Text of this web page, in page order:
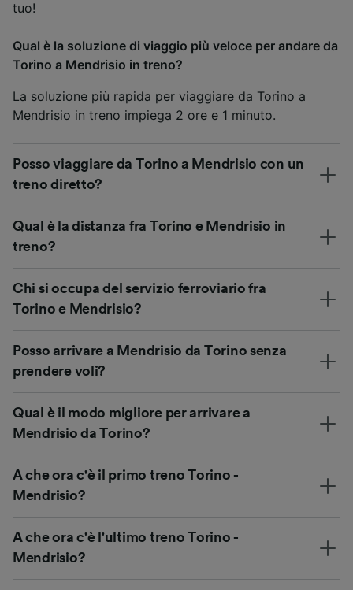
tuo!
Qual è la soluzione di viaggio più veloce per andare da
Torino a Mendrisio in treno?
La soluzione più rapida per viaggiare da Torino a
Mendrisio in treno impiega 2 ore e 1 minuto.
Posso viaggiare da Torino a Mendrisio con un
treno diretto?
Qual è la distanza fra Torino e Mendrisio in
treno?
Chi si occupa del servizio ferroviario fra
Torino e Mendrisio?
Posso arrivare a Mendrisio da Torino senza
prendere voli?
Qual è il modo migliore per arrivare a
Mendrisio da Torino?
A che ora c'è il primo treno Torino -
Mendrisio?
A che ora c'è l'ultimo treno Torino -
Mendrisio?